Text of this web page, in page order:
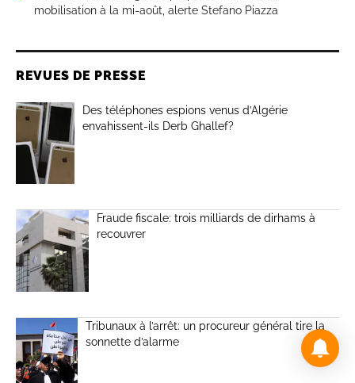
mobilisation à la mi-août, alerte Stefano Piazza
REVUES DE PRESSE
Des téléphones espions venus d’Algérie
envahissent-ils Derb Ghallef?
Fraude fiscale: trois milliards de dirhams à
recouvrer
Tribunaux à l’arrêt: un procureur général tire la
sonnette d’alarme